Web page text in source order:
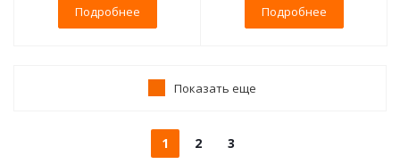
Подробнее Подробнее
Показать еще
1 2 3